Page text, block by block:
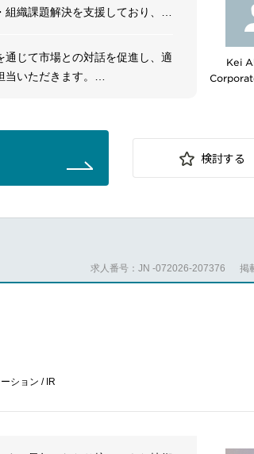
織課題解決を支援しており、人
じて市場との対話を促進し、適
いただきます。
Kei
検討する
求人番号：JN -072026-207376 掲
ション / IR